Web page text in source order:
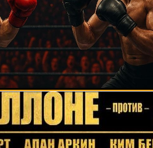
Вацлав Пейсар
Дэррил Пинкни
Жан Паскаль Недал Хуссейн
Джо
Джордан Левитт Масатака
Элизео Кастильо Майкл Доукс
Нонито Донэр